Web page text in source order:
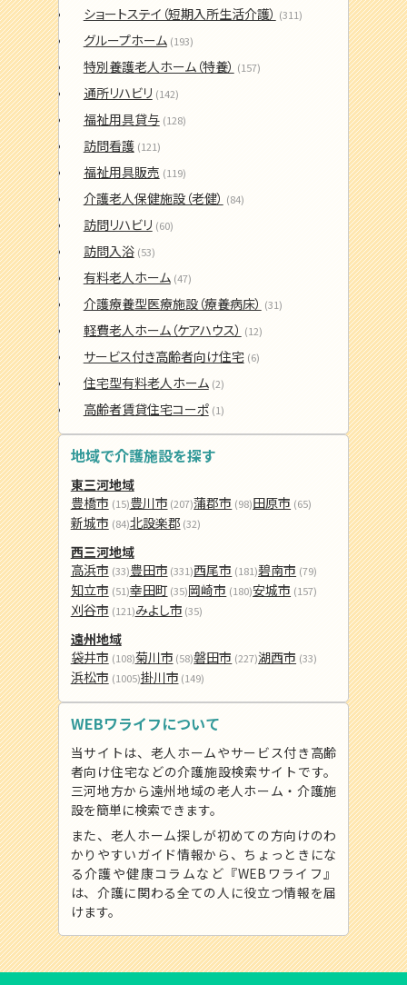
ショートステイ（短期入所生活介護） (311)
グループホーム (193)
特別養護老人ホーム（特養） (157)
通所リハビリ (142)
福祉用具貸与 (128)
訪問看護 (121)
福祉用具販売 (119)
介護老人保健施設（老健） (84)
訪問リハビリ (60)
訪問入浴 (53)
有料老人ホーム (47)
介護療養型医療施設（療養病床） (31)
軽費老人ホーム（ケアハウス） (12)
サービス付き高齢者向け住宅 (6)
住宅型有料老人ホーム (2)
高齢者賃貸住宅コーポ (1)
地域で介護施設を探す
東三河地域
豊橋市 (15)豊川市 (207)蒲郡市 (98)田原市 (65)
新城市 (84)北設楽郡 (32)
西三河地域
高浜市 (33)豊田市 (331)西尾市 (181)碧南市 (79)
知立市 (51)幸田町 (35)岡崎市 (180)安城市 (157)
刈谷市 (121)みよし市 (35)
遠州地域
袋井市 (108)菊川市 (58)磐田市 (227)湖西市 (33)
浜松市 (1005)掛川市 (149)
WEBワライフについて
当サイトは、老人ホームやサービス付き高齢
者向け住宅などの介護施設検索サイトです。
三河地方から遠州地域の老人ホーム・介護施
設を簡単に検索できます。
また、老人ホーム探しが初めての方向けのわ
かりやすいガイド情報から、ちょっときにな
る介護や健康コラムなど『WEBワライフ』
は、介護に関わる全ての人に役立つ情報を届
けます。